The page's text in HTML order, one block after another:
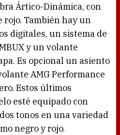
Ártico-Dinámica, con
rojo. También hay un
digitales, un sistema de
y un volante
Es opcional un asiento
AMG Performance
Estos últimos
esté equipado con
tonos en una variedad
negro y rojo.